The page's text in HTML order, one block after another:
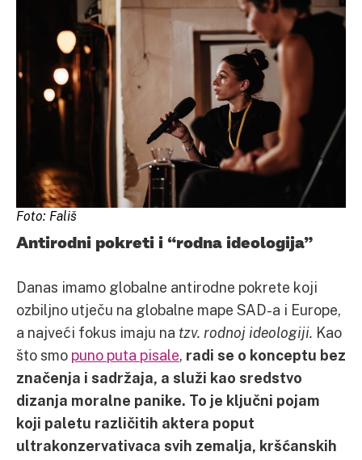
Foto: Fališ
Antirodni pokreti i “rodna ideologija”
Danas imamo globalne antirodne pokrete koji
ozbiljno utječu na globalne mape SAD-a i Europe,
a najveći fokus imaju na tzv. rodnoj ideologiji. Kao
što smo puno puta pisale, radi se o konceptu bez
značenja i sadržaja, a služi kao sredstvo
dizanja moralne panike. To je ključni pojam
koji paletu različitih aktera poput
ultrakonzervativaca svih zemalja, kršćanskih